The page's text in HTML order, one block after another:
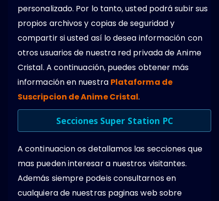
personalizado. Por lo tanto, usted podrá subir sus
propios archivos y copias de seguridad y
compartir si usted así lo desea información con
otros usuarios de nuestra red privada de Anime
Cristal. A continuación, puedes obtener más
información en nuestra Plataforma de
Suscripcion de Anime Cristal.
Secciones Super Station PC
A continuacion os detallamos las secciones que
mas pueden interesar a nuestros visitantes.
Además siempre podeis consultarnos en
cualquiera de nuestras paginas web sobre